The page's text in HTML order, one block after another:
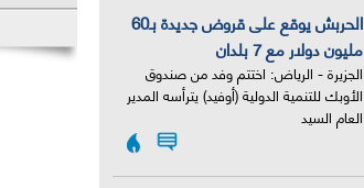
الحربش يوقع على قروض جديدة بـ60
مليون دولار مع 7 بلدان
الجزيرة - الرياض: اختتم وفد من صندوق
الأوبك للتنمية الدولية (أوفيد) يترأسه المدير
العام السيد